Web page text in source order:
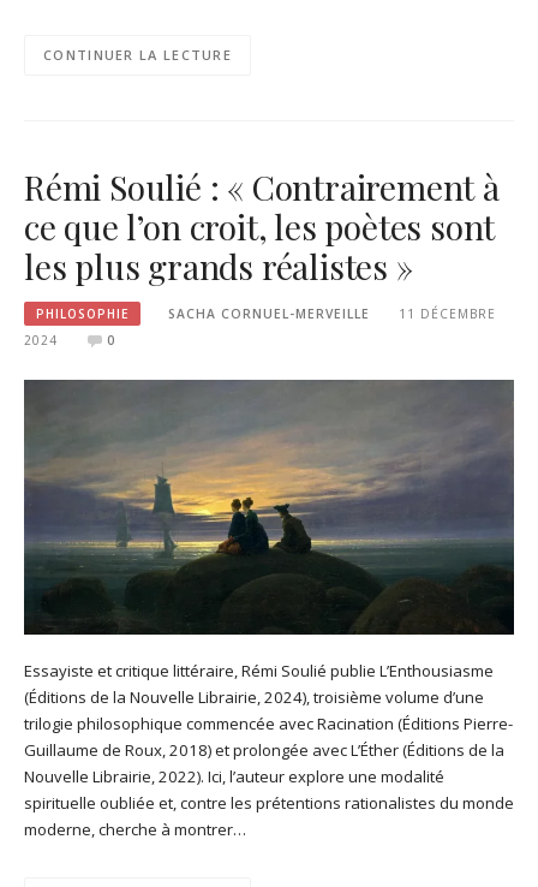
CONTINUER LA LECTURE
Rémi Soulié : « Contrairement à
ce que l’on croit, les poètes sont
les plus grands réalistes »
PHILOSOPHIE SACHA CORNUEL-MERVEILLE
11 DÉCEMBRE
2024
0
Essayiste et critique littéraire, Rémi Soulié publie L’Enthousiasme
(Éditions de la Nouvelle Librairie, 2024), troisième volume d’une
trilogie philosophique commencée avec Racination (Éditions Pierre-
Guillaume de Roux, 2018) et prolongée avec L’Éther (Éditions de la
Nouvelle Librairie, 2022). Ici, l’auteur explore une modalité
spirituelle oubliée et, contre les prétentions rationalistes du monde
moderne, cherche à montrer…